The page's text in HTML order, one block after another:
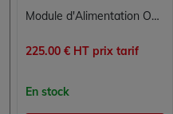
Module d'Alimentation OMRON CJ1W-PD025 pour Rack de Contrôle
225.00 € HT prix tarif
En stock